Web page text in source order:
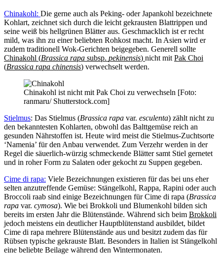
Chinakohl: Die gerne auch als Peking- oder Japankohl bezeichnete
Kohlart, zeichnet sich durch die leicht gekrausten Blattrippen und
seine weiß bis hellgrünen Blätter aus. Geschmacklich ist er recht
mild, was ihn zu einer beliebten Rohkost macht. In Asien wird er
zudem traditionell Wok-Gerichten beigegeben. Generell sollte
Chinakohl (Brassica rapa subsp. pekinensis) nicht mit Pak Choi
(Brassica rapa chinensis) verwechselt werden.
Chinakohl ist nicht mit Pak Choi zu verwechseln [Foto:
ranmaru/ Shutterstock.com]
Stielmus: Das Stielmus (Brassica rapa var. esculenta) zählt nicht zu
den bekanntesten Kohlarten, obwohl das Balttgemüse reich an
gesunden Nährstoffen ist. Heute wird meist die Stielmus-Zuchtsorte
‘Namenia’ für den Anbau verwendet. Zum Verzehr werden in der
Regel die säuerlich-würzig schmeckende Blätter samt Stiel gernetet
und in roher Form zu Salaten oder gekocht zu Suppen gegeben.
Cime di rapa: Viele Bezeichnungen existieren für das bei uns eher
selten anzutreffende Gemüse: Stängelkohl, Rappa, Rapini oder auch
Broccoli raab sind einige Bezeichnungen für Cime di rapa (Brassica
rapa var. cymosa). Wie bei Brokkoli und Blumenkohl bilden sich
bereits im ersten Jahr die Blütenstände. Während sich beim Brokkoli
jedoch meistens ein deutlicher Hauptblütenstand ausbildet, bildet
Cime di rapa mehrere Blütenstände aus und besitzt zudem das für
Rübsen typische gekrauste Blatt. Besonders in Italien ist Stängelkohl
eine beliebte Beilage während den Wintermonaten.